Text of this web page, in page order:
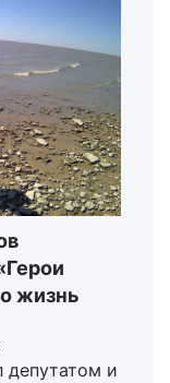
жизнь
депутатом и